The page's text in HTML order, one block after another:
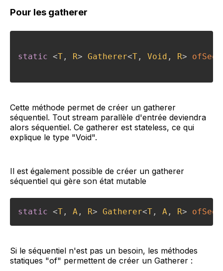
Pour les gatherer
static <T , R> Gatherer<T , Void , R>
Cette méthode permet de créer un gatherer
séquentiel. Tout stream parallèle d'entrée deviendra
alors séquentiel. Ce gatherer est stateless, ce qui
explique le type "Void".
Il est également possible de créer un gatherer
séquentiel qui gère son état mutable
static <T , A , R> Gatherer<T , A , R>
Si le séquentiel n'est pas un besoin, les méthodes
statiques "of" permettent de créer un Gatherer :